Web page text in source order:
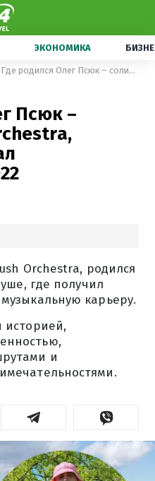
ЭКОНОМИКА
Где родился Олег Псюк – солист Kalush Orchestra, который выиграл Евровидение-2022
Псюк –
Orchestra, родился
где получил
карьеру.
историей,
и